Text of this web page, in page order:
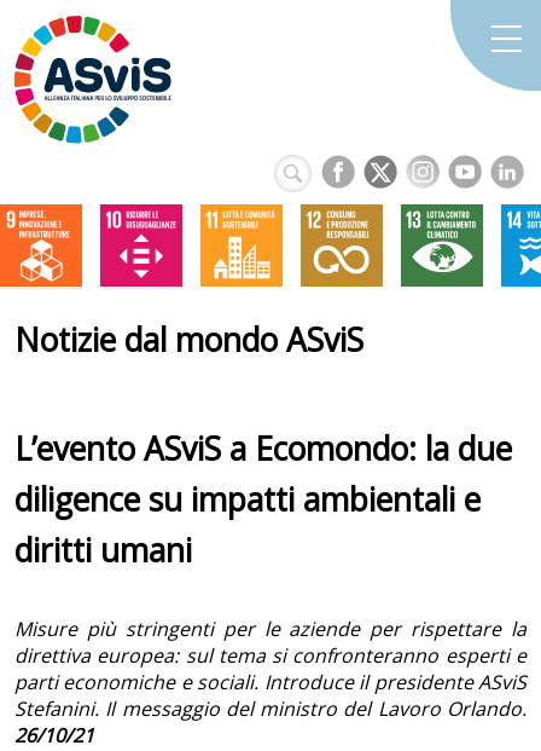
Notizie dal mondo ASviS
L’evento ASviS a Ecomondo: la due
diligence su impatti ambientali e
diritti umani
Misure più stringenti per le aziende per rispettare la
direttiva europea: sul tema si confronteranno esperti e
parti economiche e sociali. Introduce il presidente ASviS
Stefanini. Il messaggio del ministro del Lavoro Orlando.
26/10/21